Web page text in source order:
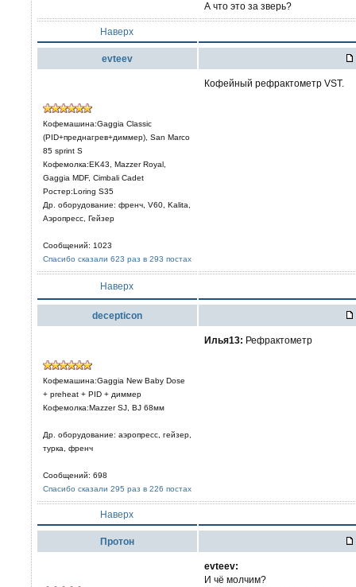
А что это за зверь?
Наверх
evteev
Кофемашина:Gaggia Classic
(PID+преднагрев+диммер), San Marco
85 sprint S
Кофемолка:EK43, Mazzer Royal,
Gaggia MDF, Cimbali Cadet
Ростер:Loring S35
Др. оборудование: френч, V60, Kalita,
Аэропресс, Гейзер
Сообщений: 1023
Спасибо сказали 623 раз в 293 постах
Кофейный рефрактометр VST.
Наверх
decepticon
Кофемашина:Gaggia New Baby Dose
+ preheat + PID + диммер
Кофемолка:Mazzer SJ, BJ 68мм
Др. оборудование: аэропресс, гейзер,
турка, френч
Сообщений: 698
Спасибо сказали 295 раз в 226 постах
Илья13: Рефрактометр
Наверх
Протон
evteev:
И чё молчим?